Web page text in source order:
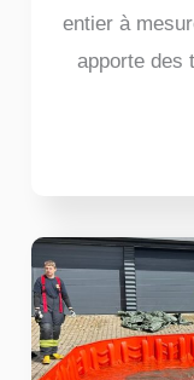
entier à
apporte des